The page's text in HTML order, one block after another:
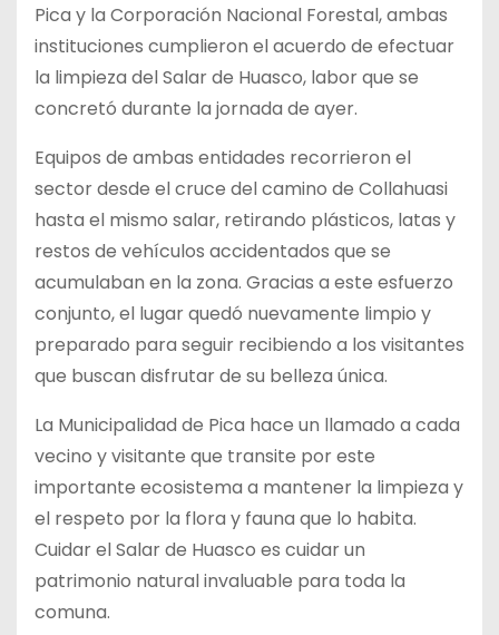
Pica y la Corporación Nacional Forestal, ambas
instituciones cumplieron el acuerdo de efectuar
la limpieza del Salar de Huasco, labor que se
concretó durante la jornada de ayer.
Equipos de ambas entidades recorrieron el
sector desde el cruce del camino de Collahuasi
hasta el mismo salar, retirando plásticos, latas y
restos de vehículos accidentados que se
acumulaban en la zona. Gracias a este esfuerzo
conjunto, el lugar quedó nuevamente limpio y
preparado para seguir recibiendo a los visitantes
que buscan disfrutar de su belleza única.
La Municipalidad de Pica hace un llamado a cada
vecino y visitante que transite por este
importante ecosistema a mantener la limpieza y
el respeto por la flora y fauna que lo habita.
Cuidar el Salar de Huasco es cuidar un
patrimonio natural invaluable para toda la
comuna.